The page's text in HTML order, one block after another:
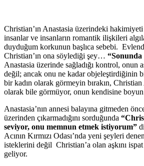
Christian’ın Anastasia üzerindeki
insanlar ve insanların romantik ilişkileri
duyduğum korkunun başlıca sebebi.
Christian’ın ona söylediği şey…
Anastasia üzerinde sağladığı kontrol, onun
değil; ancak onu ne kadar objeleştirdiğinin
bir kadın olarak görmeyin bırakın,
olarak bile görmüyor, onun kendisine
Anastasia’nın annesi balayına gitmeden
üzerinden çıkarmadığını sorduğunda
seviyor, onu memnun etmek istiyorum”
Acının Kırmızı Odası’nda yeni şeyleri
isteklerini değil Christian’a olan aşkını
geliyor.